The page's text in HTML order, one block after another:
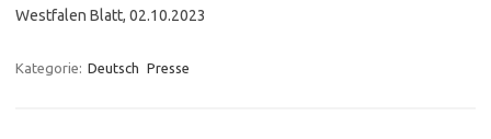
Westfalen Blatt, 02.10.2023
Kategorie: Deutsch Presse